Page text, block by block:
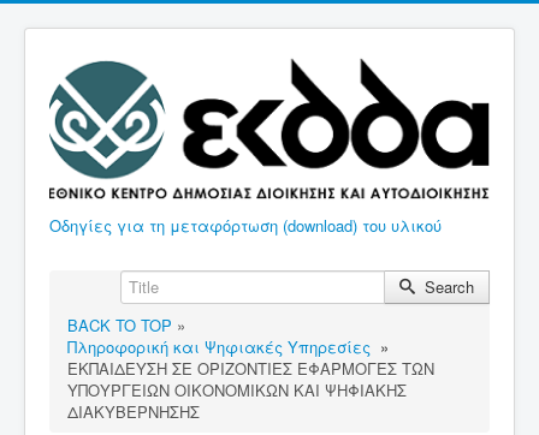
Οδηγίες για τη μεταφόρτωση (download) του υλικού
Search
BACK TO TOP »
Πληροφορική και Ψηφιακές Υπηρεσίες »
ΕΚΠΑΙΔΕΥΣΗ ΣΕ ΟΡΙΖΟΝΤΙΕΣ ΕΦΑΡΜΟΓΕΣ ΤΩΝ
ΥΠΟΥΡΓΕΙΩΝ ΟΙΚΟΝΟΜΙΚΩΝ ΚΑΙ ΨΗΦΙΑΚΗΣ
ΔΙΑΚΥΒΕΡΝΗΣΗΣ